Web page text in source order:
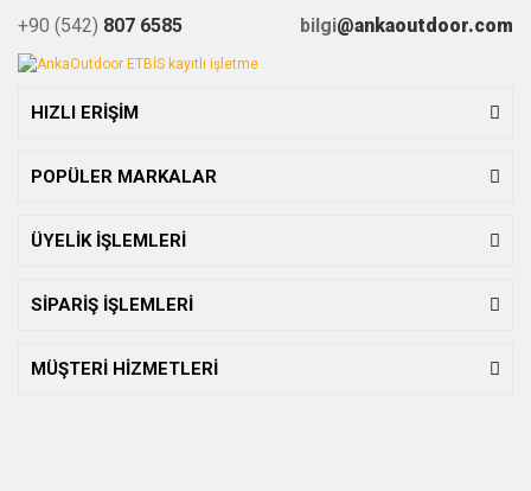
+90 (542) 807 6585 bilgi@ankaoutdoor.com
HIZLI ERİŞİM
POPÜLER MARKALAR
ÜYELİK İŞLEMLERİ
SİPARİŞ İŞLEMLERİ
MÜŞTERİ HİZMETLERİ